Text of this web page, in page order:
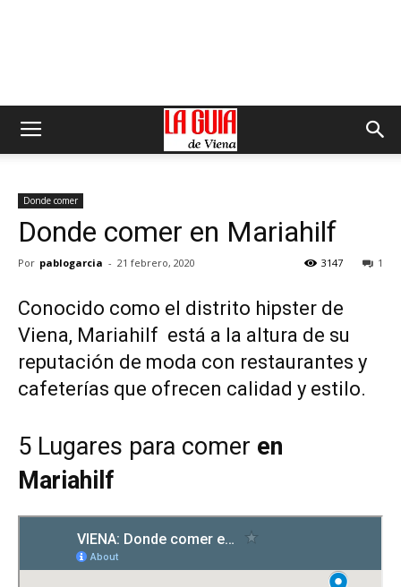
Donde comer
Donde comer en Mariahilf
Por pablogarcia - 21 febrero, 2020 1
3147
Conocido como el distrito hipster de
Viena, Mariahilf está a la altura de su
reputación de moda con restaurantes y
cafeterías que ofrecen calidad y estilo.
5 Lugares para comer en
Mariahilf